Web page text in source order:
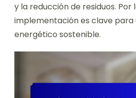
y la reducción de residuos. Por
implementación es clave para
energético sostenible.